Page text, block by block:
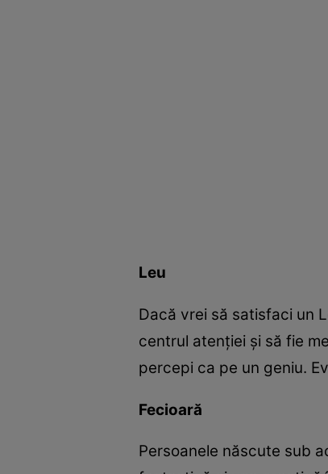
Leu
Dacă vrei să satisfaci un
centrul atenţiei şi să fie
percepi ca pe un geniu.
Fecioară
Persoanele născute sub